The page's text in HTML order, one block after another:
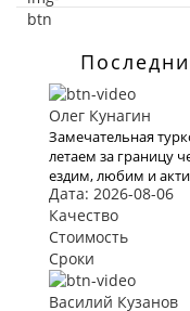
Олег Кунагин
Замечательная
летаем за границу
ездим, любим и
раз тоже купили
персонал ,
моментально
итоге мы выбрали
коллективу
воспользуемся
Дата: 2026-08-06
Качество
Стоимость
Сроки
Василий Кузанов